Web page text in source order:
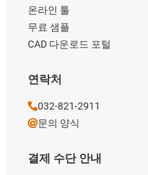
결제 수단 안내
온라인 툴
무료 샘플
CAD 다운로드 포털
연락처
032-821-2911
문의 양식